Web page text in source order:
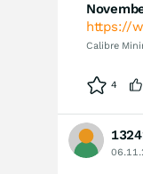
https://
Calibre
4